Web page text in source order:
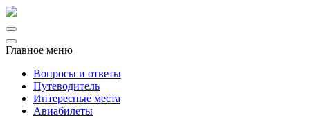
Главное меню
Вопросы и ответы
Путеводитель
Интересные места
Авиабилеты